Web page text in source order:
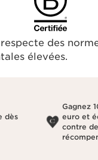
des
élevées.
dès
Gagnez
euro et
contre